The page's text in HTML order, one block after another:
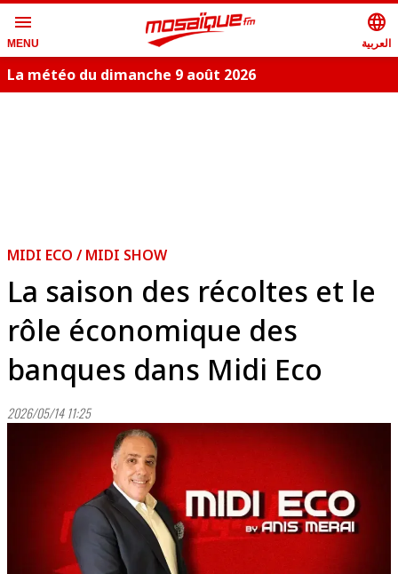
menu
MENU
language
العربية
La météo du dimanche 9 août 2026
MIDI ECO / MIDI SHOW
La saison des récoltes et le
rôle économique des
banques dans Midi Eco
2026/05/14 11:25